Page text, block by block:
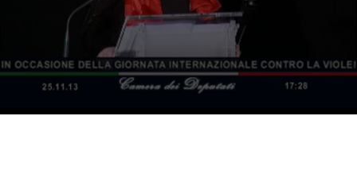
Vai al contenuto principale Vai al menu di navigazione